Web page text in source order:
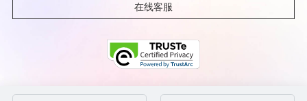
在线客服
©北京金山云网络技术有限公司 2026 Ksyun All Rights Reserved Kingsoft Corp.